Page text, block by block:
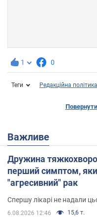
1 0
Теги Редакційна політика
Важливе
Дружина
перший симптом,
"агресивний" рак
Спершу лікарі не надали
6.08.2026 12:46 15,6 т.